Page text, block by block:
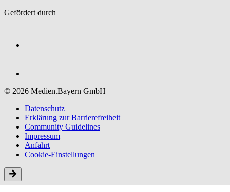
Gefördert durch
© 2026 Medien.Bayern GmbH
Datenschutz
Erklärung zur Barriere­freiheit
Community Guidelines
Impressum
Anfahrt
Cookie-Einstellungen